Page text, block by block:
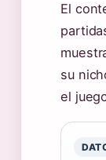
El
su
el